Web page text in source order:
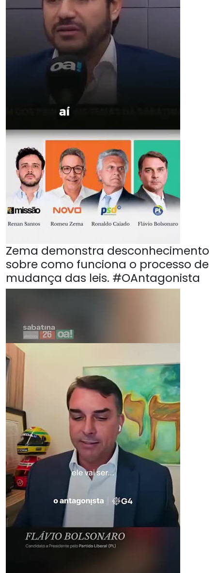
Zema demonstra desconhecimento
sobre como funciona o processo de
mudança das leis. #OAntagonista